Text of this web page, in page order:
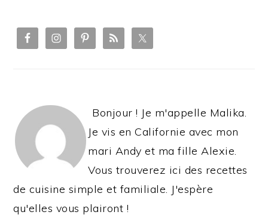
SIDEBAR
Bonjour ! Je m'appelle Malika.
Je vis en Californie avec mon
mari Andy et ma fille Alexie.
Vous trouverez ici des recettes
de cuisine simple et familiale. J'espère
qu'elles vous plairont !